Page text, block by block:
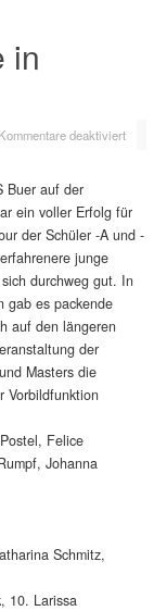
in
Kommentare deaktiviert
Buer auf der
ein voller Erfolg für
der Schüler -A und -
junge
durchweg gut. In
gab es packende
auf den längeren
der
Masters die
Vorbildfunktion
Felice
Johanna
Schmitz,
10. Larissa